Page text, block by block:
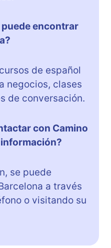
encontrar
de español
negocios, clases
de conversación.
con Camino
se puede
a través
o visitando su